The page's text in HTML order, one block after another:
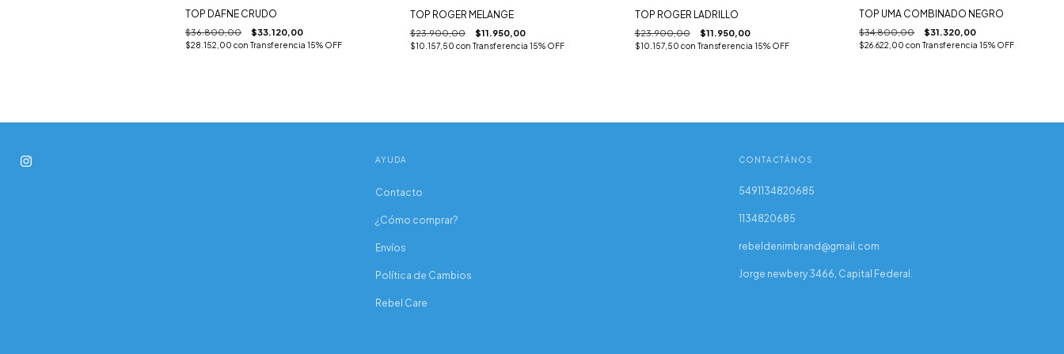
TOP DAFNE CRUDO
$36.800,00 $33.120,00
$28.152,00 con Transferencia 15% OFF
TOP ROGER MELANGE
$23.900,00 $11.950,00
$10.157,50 con Transferencia 15% OFF
TOP ROGER LADRILLO
$23.900,00 $11.950,00
$10.157,50 con Transferencia 15% OFF
TOP UMA COMBINADO NEGRO
$34.800,00 $31.320,00
$26.622,00con Transferencia 15% OFF
AYUDA
Contacto
¿Cómo comprar?
Envíos
Política de Cambios
Rebel Care
CONTACTÁNOS
5491134820685
1134820685
rebeldenimbrand@gmail.com
Jorge newbery 3466, Capital Federal.